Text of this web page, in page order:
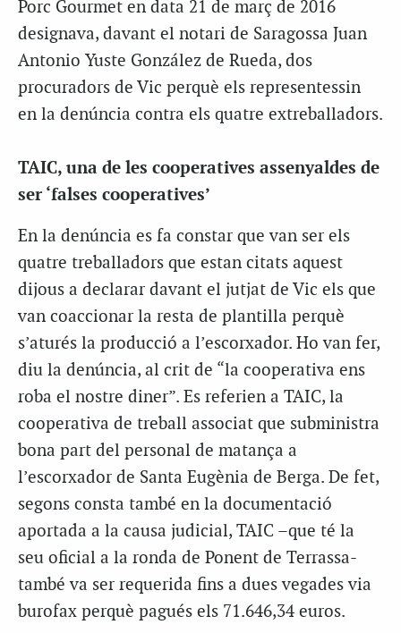
Porc Gourmet en data 21 de març de 2016
designava, davant el notari de Saragossa Juan
Antonio Yuste González de Rueda, dos
procuradors de Vic perquè els representessin
en la denúncia contra els quatre extreballadors.
TAIC, una de les cooperatives assenyaldes de
ser ‘falses cooperatives’
En la denúncia es fa constar que van ser els
quatre treballadors que estan citats aquest
dijous a declarar davant el jutjat de Vic els que
van coaccionar la resta de plantilla perquè
s’aturés la producció a l’escorxador. Ho van fer,
diu la denúncia, al crit de “la cooperativa ens
roba el nostre diner”. Es referien a TAIC, la
cooperativa de treball associat que subministra
bona part del personal de matança a
l’escorxador de Santa Eugènia de Berga. De fet,
segons consta també en la documentació
aportada a la causa judicial, TAIC –que té la
seu oficial a la ronda de Ponent de Terrassa-
també va ser requerida fins a dues vegades via
burofax perquè pagués els 71.646,34 euros.